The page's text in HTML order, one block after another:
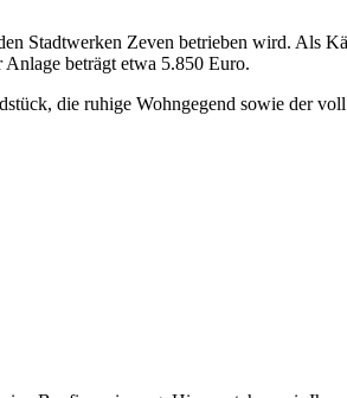
Stadtwerken Zeven betrieben wird. Als
beträgt etwa 5.850 Euro.
die ruhige Wohngegend sowie der